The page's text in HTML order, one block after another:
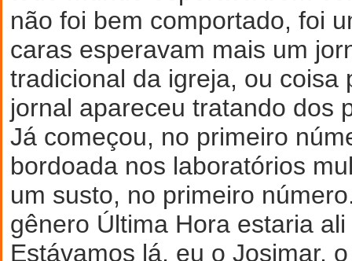
não foi bem comportado, foi
caras esperavam mais um
tradicional da igreja, ou coisa
jornal apareceu tratando dos
Já começou, no primeiro
bordoada nos laboratórios
um susto, no primeiro
gênero Última Hora estaria
Estávamos lá, eu o Josimar,